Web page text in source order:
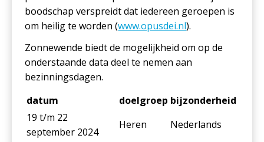
boodschap verspreidt dat iedereen geroepen is
om heilig te worden (www.opusdei.nl).
Zonnewende biedt de mogelijkheid om op de
onderstaande data deel te nemen aan
bezinningsdagen.
datum
doelgroep bijzonderheid
19 t/m 22
september 2024
Heren
Nederlands